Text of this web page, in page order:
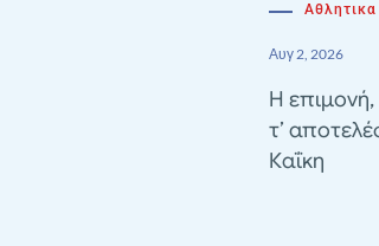
Αθλητικα
Αυγ 2, 2026
Η επιμονή,
τ’
Καΐκη